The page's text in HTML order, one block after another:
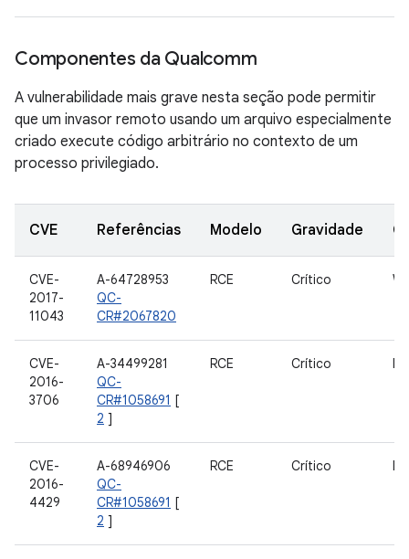
Componentes da Qualcomm
A vulnerabilidade mais grave nesta seção pode permitir
que um invasor remoto usando um arquivo especialmente
criado execute código arbitrário no contexto de um
processo privilegiado.
CVE Referências Modelo Gravidade
CVE-
2017-
11043
A-64728953
QC-
CR#2067820
RCE Crítico
CVE-
2016-
3706
A-34499281
QC-
CR#1058691 [
2 ]
RCE Crítico
CVE-
2016-
4429
A-68946906
QC-
CR#1058691 [
2 ]
RCE Crítico